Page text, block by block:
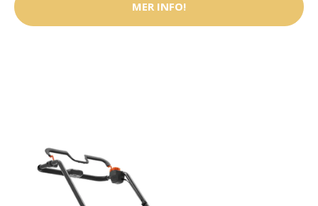
MER INFO!